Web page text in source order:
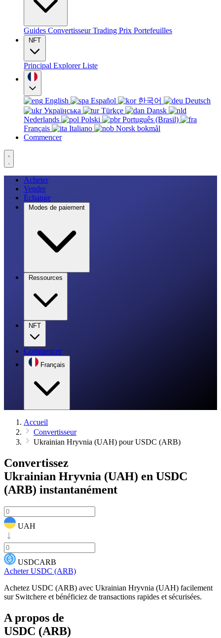
Guides ConvertisseurTrading Prix Portefeuilles
NFT
Principal ExplorerListe
English Español 한국어
Deutsch
Українська
Türkçe
Dansk
Nederlands
Polski
Português (Brasil)
Français
Italiano
Norsk bokmål
Commencer
Acheter
Vendre
Échange
Modes de paiement
Ressources
NFT
Commencer
Français
Accueil
Convertisseur
Ukrainian Hryvnia (UAH) pour USDC (ARB)
Convertissez
Ukrainian Hryvnia (UAH) en USDC
(ARB) instantanément
UAH
USDCARB
Acheter USDC (ARB)
Achetez USDC (ARB) avec Ukrainian Hryvnia (UAH) facilement
sur Switchere et bénéficiez de transactions rapides et sécurisées.
A propos de
USDC (ARB)